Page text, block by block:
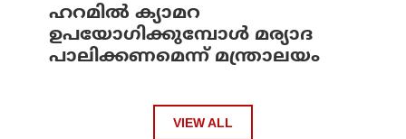
ഹറമില്‍ ക്യാമറ
ഉപയോഗിക്കുമ്പോള്‍ മര്യാദ
പാലിക്കണമെന്ന് മന്ത്രാലയം
VIEW ALL